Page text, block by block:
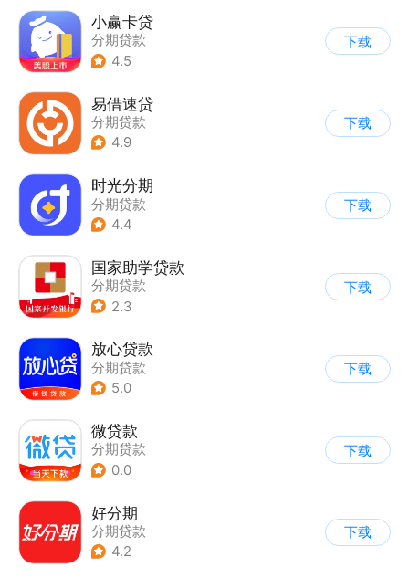
小赢卡贷
分期贷款
4.5
下载
易借速贷
分期贷款
4.9
下载
时光分期
分期贷款
4.4
下载
国家助学贷款
分期贷款
2.3
下载
放心贷款
分期贷款
5.0
下载
微贷款
分期贷款
0.0
下载
好分期
分期贷款
4.2
下载